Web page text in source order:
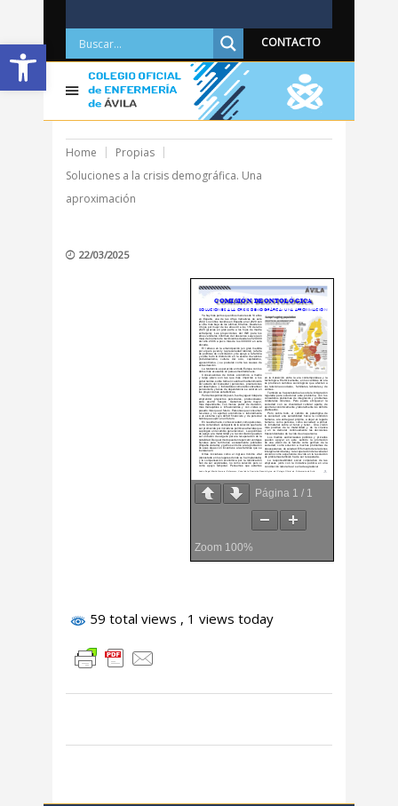
Abrir barra de herramientas CONTACTO
Home
Propias
Soluciones a la crisis demográfica. Una
aproximación
22/03/2025
Página 1 / 1
Zoom 100%
59 total views , 1 views today